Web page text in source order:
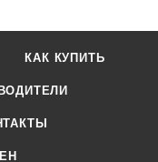
КАК КУПИТЬ